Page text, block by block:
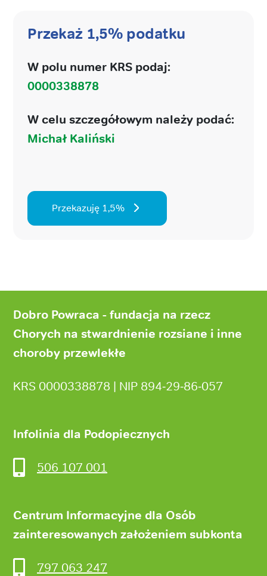
Przekaż 1,5% podatku
W polu numer KRS podaj:
0000338878
W celu szczegółowym należy podać:
Michał Kaliński
Przekazuję 1,5%
stronyDobro Powraca - fundacja na rzecz
Chorych na stwardnienie rozsiane i inne
choroby przewlekłe
KRS 0000338878 | NIP 894‑29‑86‑057
Infolinia dla Podopiecznych
506 107 001
Centrum Informacyjne dla Osób
zainteresowanych założeniem subkonta
797 063 247